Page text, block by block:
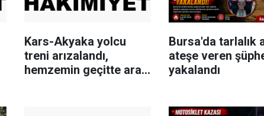
Kars-Akyaka yolcu
treni arızalandı,
hemzemin geçitte araç
Bursa'da tarlalık
ateşe veren
yakalandı